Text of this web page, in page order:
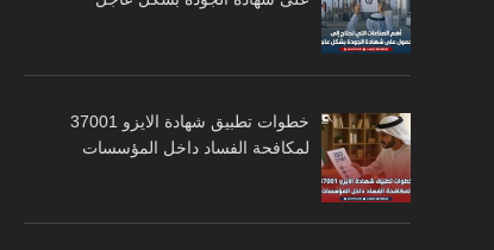
خطوات تطبيق شهادة الايزو 37001
لمكافحة الفساد داخل المؤسسات